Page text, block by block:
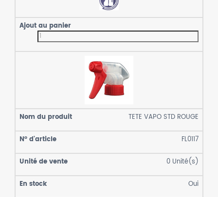
TETE VAPO STD ROUGE
FL0117
0 Unité(s)
Oui